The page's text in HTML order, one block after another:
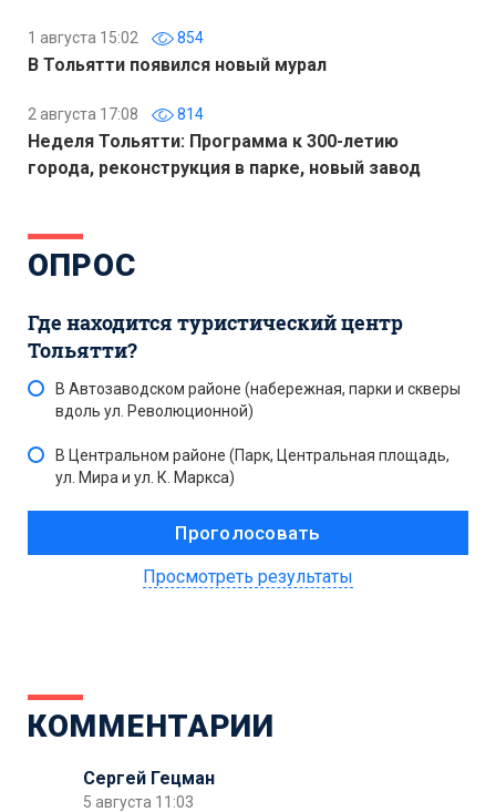
1 августа 15:02 854
В Тольятти появился новый мурал
2 августа 17:08 814
Неделя Тольятти: Программа к 300-летию
города, реконструкция в парке, новый завод
ОПРОС
Где находится туристический центр
Тольятти?
В Автозаводском районе (набережная, парки и скверы
вдоль ул. Революционной)
В Центральном районе (Парк, Центральная площадь,
ул. Мира и ул. К. Маркса)
Просмотреть результаты
КОММЕНТАРИИ
Сергей Гецман
5 августа 11:03